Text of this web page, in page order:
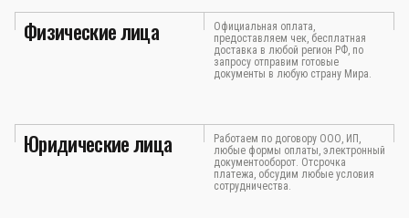
Физические лица
Официальная оплата,
предоставляем чек, бесплатная
доставка в любой регион РФ, по
запросу отправим готовые
документы в любую страну Мира.
Юридические лица
Работаем по договору ООО, ИП,
любые формы оплаты, электронный
документооборот. Отсрочка
платежа, обсудим любые условия
сотрудничества.